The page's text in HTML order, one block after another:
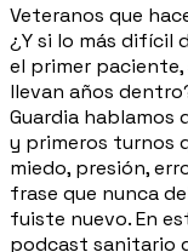
Veteranos que
¿Y si lo más difícil
el primer
llevan años
Guardia hablamos
y primeros turnos
miedo, presión,
frase que nunca
fuiste nuevo. En
podcast sanitario